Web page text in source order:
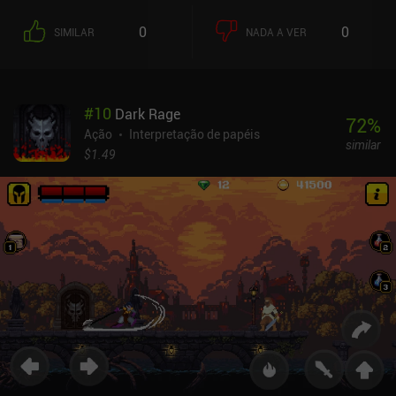
SIMILAR 0 NADA A VER 0
#10 Dark Rage
Ação
Interpretação de papéis
$1.49
72%
similar